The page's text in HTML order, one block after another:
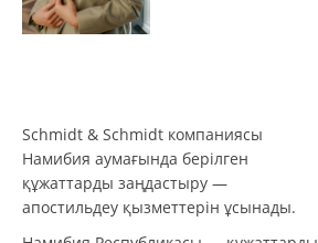
Schmidt & Schmidt компаниясы
Намибия аумағында берілген
құжаттарды заңдастыру —
апостильдеу қызметтерін ұсынады.